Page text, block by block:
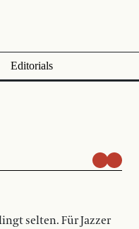
Editorials
selten. Für Jazzer